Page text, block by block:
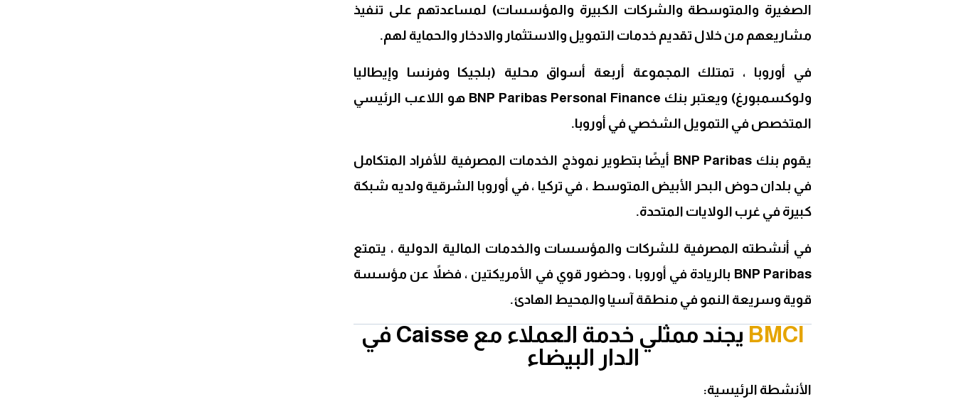
الصغيرة والمتوسطة والشركات الكبيرة والمؤسسات) لمساعدتهم على تنفيذ
مشاريعهم من خلال تقديم خدمات التمويل والاستثمار والادخار والحماية لهم.
في أوروبا ، تمتلك المجموعة أربعة أسواق محلية (بلجيكا وفرنسا وإيطاليا
ولوكسمبورغ) ويعتبر بنك BNP Paribas Personal Finance هو اللاعب الرئيسي
المتخصص في التمويل الشخصي في أوروبا.
يقوم بنك BNP Paribas أيضًا بتطوير نموذج الخدمات المصرفية للأفراد المتكامل
في بلدان حوض البحر الأبيض المتوسط ​​، في تركيا ، في أوروبا الشرقية ولديه شبكة
كبيرة في غرب الولايات المتحدة.
في أنشطته المصرفية للشركات والمؤسسات والخدمات المالية الدولية ، يتمتع
BNP Paribas بالريادة في أوروبا ، وحضور قوي في الأمريكتين ، فضلاً عن مؤسسة
قوية وسريعة النمو في منطقة آسيا والمحيط الهادئ.
BMCI
يجند ممثلي خدمة العملاء مع Caisse في
الدار البيضاء
الأنشطة الرئيسية: